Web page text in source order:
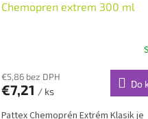
Chemopren extrem 300 ml
€5,86 bez DPH
€7,21 / ks
Do
Pattex Chemoprén Extrém Klasik je